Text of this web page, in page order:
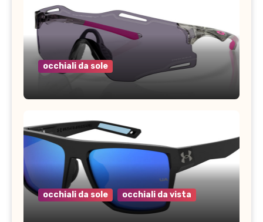
occhiali da sole
occhiali da sole occhiali da vista